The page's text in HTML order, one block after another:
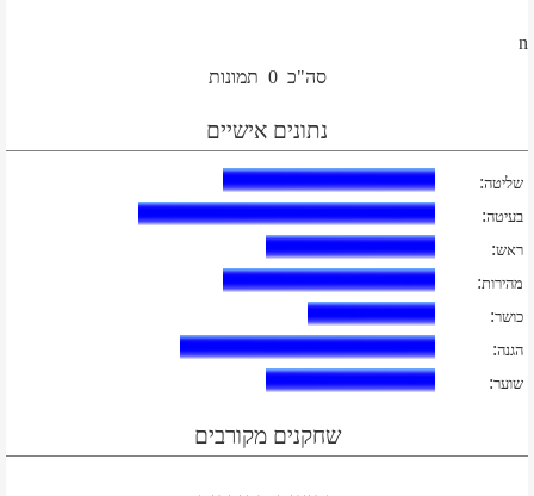
n
סה"כ 0 תמונות
נתונים אישיים
שליטה:
בעיטה:
ראש:
מהירות:
כושר:
הגנה:
שוער:
שחקנים מקורבים